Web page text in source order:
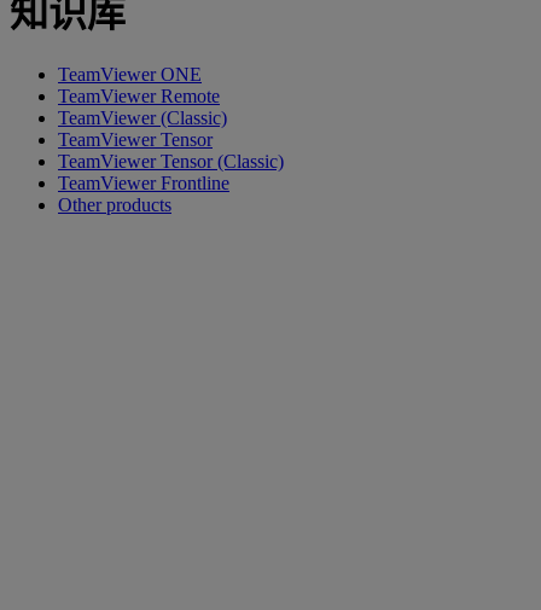
知识库
TeamViewer ONE
TeamViewer Remote
TeamViewer (Classic)
TeamViewer Tensor
TeamViewer Tensor (Classic)
TeamViewer Frontline
Other products